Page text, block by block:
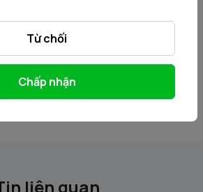
- CTCP SON BACH TUYET - BCTC KT
- CTCP SON BACH TUYET -
liên quan
Từ chối
Chấp nhận